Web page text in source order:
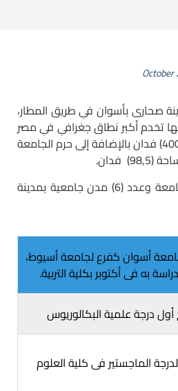
صحارى بأسوان فىِ طريق المطار،
تخدم أكبر نطاق جغرافىِ فىِ مصر
حيث أن مساحة الجامعة (400) فدان بالإضافة إلى حرم الجامعة
فدان.
وتضم عدد (6) مقرات للجامعة وعدد (6) مدن جامعية بمدينة
أسوان كفرع لجامعة أسيوط،
به فى أكتوبر بكلية التربية.
درجة علمية البكالوريوس
لدرجة الماجستير فى كلية العلوم